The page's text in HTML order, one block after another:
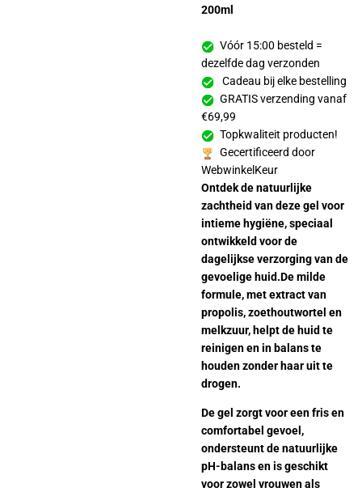
200ml
Vóór 15:00 besteld =
dezelfde dag verzonden
Cadeau bij elke bestelling
GRATIS verzending vanaf
€69,99
Topkwaliteit producten!
Gecertificeerd door
WebwinkelKeur
Ontdek de natuurlijke
zachtheid van deze gel voor
intieme hygiëne, speciaal
ontwikkeld voor de
dagelijkse verzorging van de
gevoelige huid.De milde
formule, met extract van
propolis, zoethoutwortel en
melkzuur, helpt de huid te
reinigen en in balans te
houden zonder haar uit te
drogen.
De gel zorgt voor een fris en
comfortabel gevoel,
ondersteunt de natuurlijke
pH-balans en is geschikt
voor zowel vrouwen als